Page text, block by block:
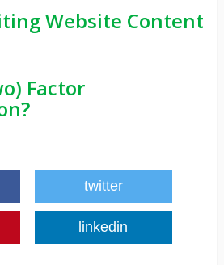
Website Content
Factor
twitter
linkedin